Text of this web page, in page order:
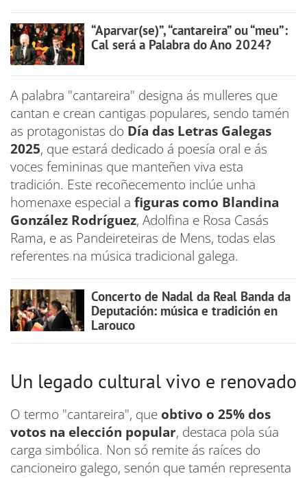
“Aparvar(se)”, “cantareira” ou “meu”:
Cal será a Palabra do Ano 2024?
A palabra "cantareira" designa ás mulleres que
cantan e crean cantigas populares, sendo tamén
as protagonistas do Día das Letras Galegas
2025, que estará dedicado á poesía oral e ás
voces femininas que manteñen viva esta
tradición. Este recoñecemento inclúe unha
homenaxe especial a figuras como Blandina
González Rodríguez, Adolfina e Rosa Casás
Rama, e as Pandeireteiras de Mens, todas elas
referentes na música tradicional galega.
Concerto de Nadal da Real Banda da
Deputación: música e tradición en
Larouco
Un legado cultural vivo e renovado
O termo "cantareira", que obtivo o 25% dos
votos na elección popular, destaca pola súa
carga simbólica. Non só remite ás raíces do
cancioneiro galego, senón que tamén representa